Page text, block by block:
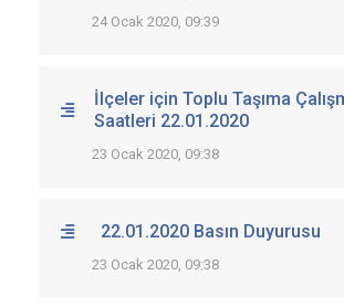
24 Ocak 2020, 09:39
İlçeler için Toplu Taşıma
Saatleri 22.01.2020
23 Ocak 2020, 09:38
22.01.2020 Basın Duyurusu
23 Ocak 2020, 09:38